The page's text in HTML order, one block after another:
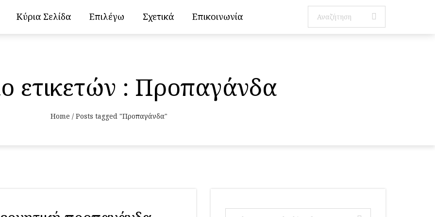
Κύρια Σελίδα Επιλέγω Σχετικά Επικοινωνία
ετικετών : Προπαγάνδα
Home / Posts tagged "Προπαγάνδα"